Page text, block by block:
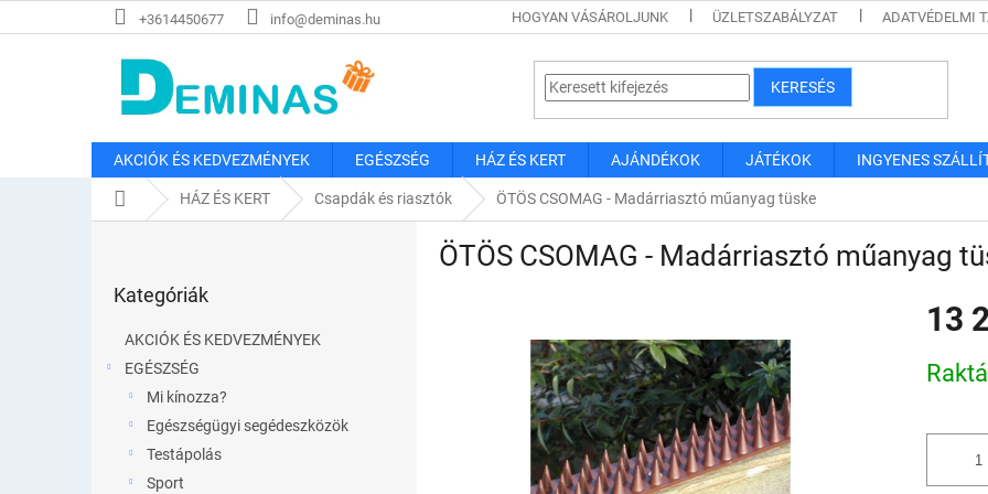
a
+3614450677 info@deminas.hu HOGYAN VÁSÁROLJUNK ÜZLETSZABÁLYZAT ADATVÉDELMI
KERESÉS
AKCIÓK ÉS KEDVEZMÉNYEK EGÉSZSÉG HÁZ ÉS KERT AJÁNDÉKOK JÁTÉKOK INGYENES
KezdőlapHÁZ ÉS KERT Csapdák és riasztók ÖTÖS CSOMAG - Madárriasztó műanyag tüske
átugrása
Kategóriák
AKCIÓK ÉS KEDVEZMÉNYEK
EGÉSZSÉG
Mi kínozza?
Egészségügyi segédeszközök
Testápolás
Sport
ÖTÖS CSOMAG - Madárriasztó műanyag
13